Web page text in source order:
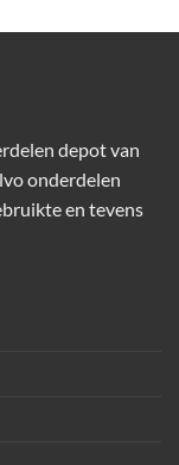
depot van
onderdelen
en tevens